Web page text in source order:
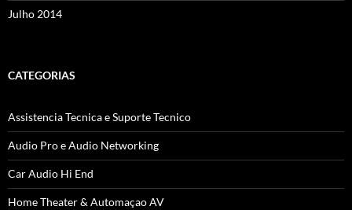
Julho 2014
CATEGORIAS
Assistencia Tecnica e Suporte Tecnico
Audio Pro e Audio Networking
Car Audio Hi End
Home Theater & Automaçao AV